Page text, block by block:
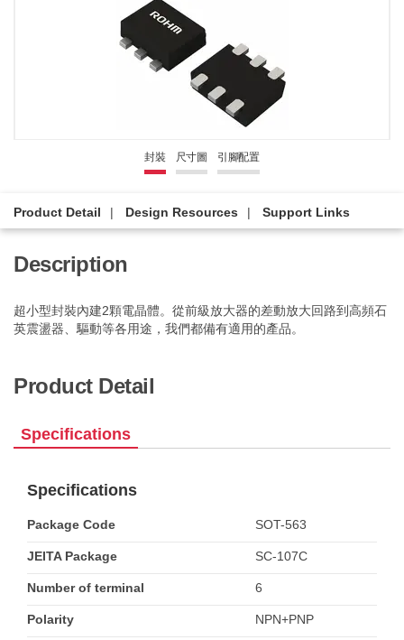
封裝 尺寸圖 引腳配置
Product Detail Design Resources Support Links
Description
超小型封裝內建2顆電晶體。從前級放大器的差動放大回路到高頻石
英震盪器、驅動等各用途，我們都備有適用的產品。
Product Detail
Specifications
Specifications
Package Code SOT-563
JEITA Package SC-107C
Number of terminal 6
Polarity NPN+PNP